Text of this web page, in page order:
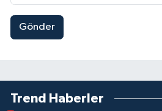
Gönder
Trend Haberler